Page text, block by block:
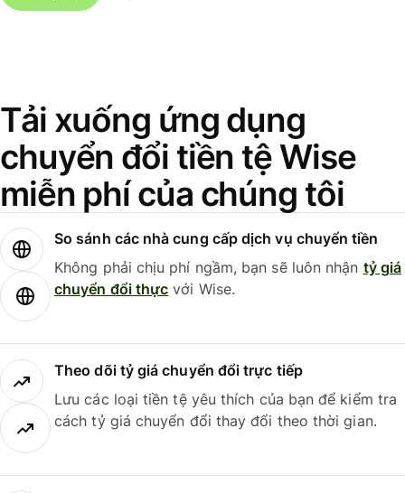
Tải xuống ứng dụng
chuyển đổi tiền tệ Wise
miễn phí của chúng tôi
So sánh các nhà cung cấp dịch vụ chuyển tiền
Không phải chịu phí ngầm, bạn sẽ luôn nhận tỷ giá
chuyển đổi thực với Wise.
Theo dõi tỷ giá chuyển đổi trực tiếp
Lưu các loại tiền tệ yêu thích của bạn để kiểm tra
cách tỷ giá chuyển đổi thay đổi theo thời gian.